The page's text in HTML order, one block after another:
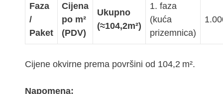
Faza
/
Paket
Cijena
po m²
(PDV)
Ukupno
(≈104,2m²)
1. faza
(kuća
prizemnica)
Cijene okvirne prema površini od 104,2 m².
Napomena: